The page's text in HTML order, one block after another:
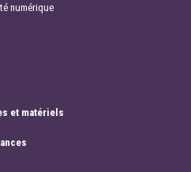
numérique
et matériels